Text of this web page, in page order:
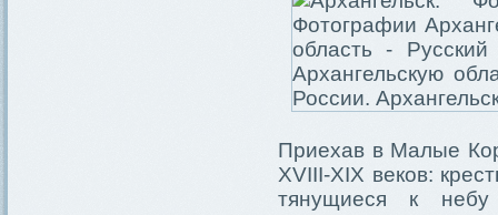
Приехав в Малые
XVIII-XIX веков:
тянущиеся к